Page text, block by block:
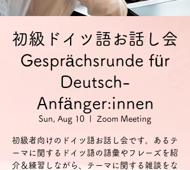
初級ドイツ語お話し会
Gesprächsrunde für
Deutsch-
Anfänger:innen
Sun, Aug 10 Zoom Meeting
初級者向けのドイツ語お話し会です。あるテ
ーマに関するドイツ語の語彙やフレーズを紹
介＆練習しながら、テーマに関する雑談をな